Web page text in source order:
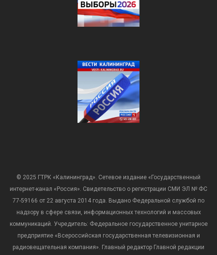
© 2025 ГТРК «Калининград». Сетевое издание «Государственный
интернет-канал «Россия». Свидетельство о регистрации СМИ ЭЛ № ФС
77-59166 от 22 августа 2014 года. Выдано Федеральной службой по
надзору в сфере связи, информационных технологий и массовых
коммуникаций. Учредитель: Федеральное государственное унитарное
предприятие «Всероссийская государственная телевизионная и
радиовещательная компания». Главный редактор Главной редакции